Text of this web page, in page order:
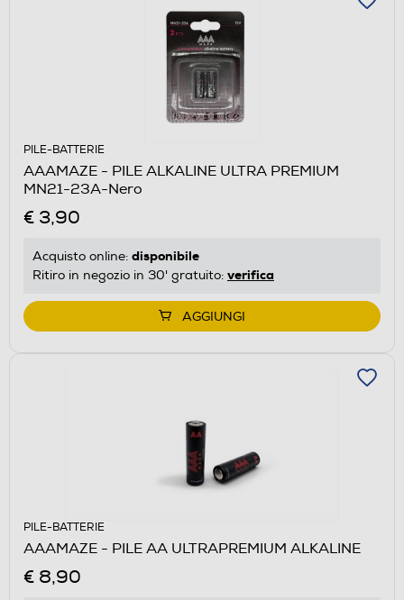
PILE-BATTERIE
AAAMAZE - PILE ALKALINE ULTRA PREMIUM
MN21-23A-Nero
€ 3,90
Acquisto online: disponibile
Ritiro in negozio in 30' gratuito: verifica
AGGIUNGI
PILE-BATTERIE
AAAMAZE - PILE AA ULTRAPREMIUM ALKALINE
€ 8,90